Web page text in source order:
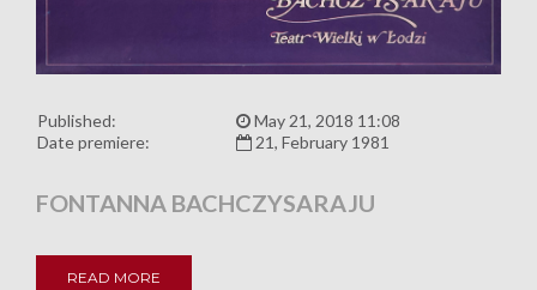
Published:
May 21, 2018 11:08
Date premiere:
21, February 1981
FONTANNA BACHCZYSARAJU
READ MORE